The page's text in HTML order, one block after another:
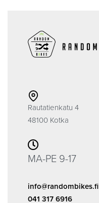
Rautatienkatu 4
48100 Kotka
MA-PE 9-17
info@randombikes.fi
041 317 6916